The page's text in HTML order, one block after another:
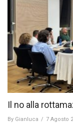
Il no alla
By Gianluca / 7 Agosto